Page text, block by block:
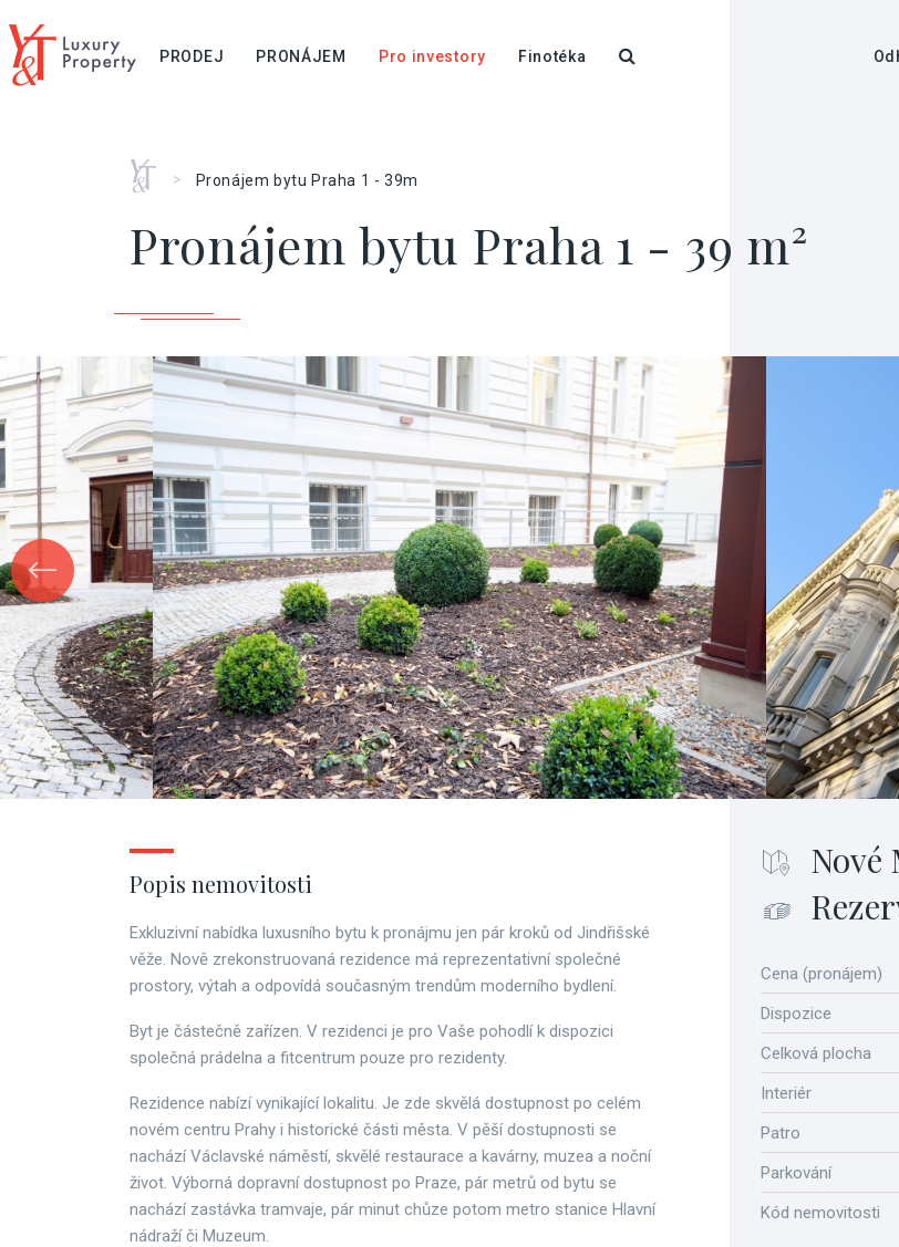
PRODEJ PRONÁJEM Pro investory Finotéka
Home
> Pronájem bytu Praha 1 - 39m
Pronájem bytu Praha 1 - 39 m²
Nové
Cena (pronájem)
Dispozice
Celková plocha
Interiér
Patro
Parkování
Kód nemovitosti
Popis nemovitosti
Exkluzivní nabídka luxusního bytu k pronájmu jen pár kroků od Jindřišské
věže. Nově zrekonstruovaná rezidence má reprezentativní společné
prostory, výtah a odpovídá současným trendům moderního bydlení.
Byt je částečně zařízen. V rezidenci je pro Vaše pohodlí k dispozici
společná prádelna a fitcentrum pouze pro rezidenty.
Rezidence nabízí vynikající lokalitu. Je zde skvělá dostupnost po celém
novém centru Prahy i historické části města. V pěší dostupnosti se
nachází Václavské náměstí, skvělé restaurace a kavárny, muzea a noční
život. Výborná dopravní dostupnost po Praze, pár metrů od bytu se
nachází zastávka tramvaje, pár minut chůze potom metro stanice Hlavní
nádraží či Muzeum.